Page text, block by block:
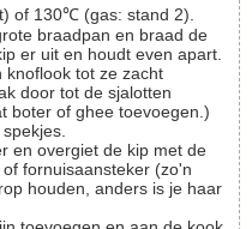
of 130℃ (gas: stand 2).
er uit en houdt even apart.
door tot de sjalotten
boter of ghee toevoegen.)
fornuisaansteker (zo'n
houden, anders is je haar